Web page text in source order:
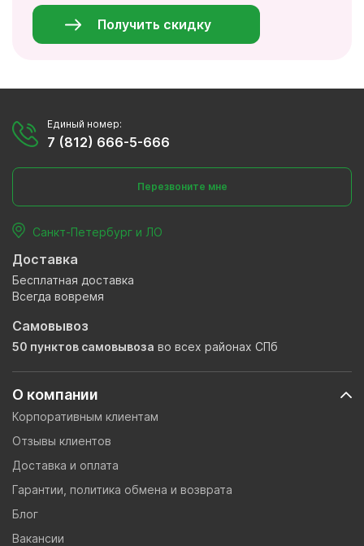
Получить скидку
О компании
Корпоративным клиентам
Отзывы клиентов
Доставка и оплата
Гарантии, политика обмена и возврата
Блог
Вакансии
Единый номер:
7 (812) 666-5-666
Перезвоните мне
Санкт-Петербург и ЛО
Доставка
Бесплатная доставка
Всегда вовремя
Самовывоз
50 пунктов самовывоза во всех районах СПб